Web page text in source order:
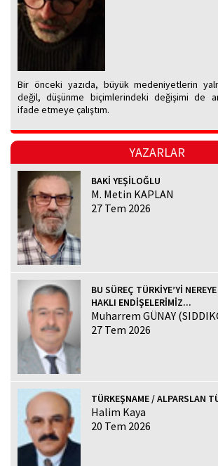
Bir önceki yazıda, büyük medeniyetlerin
değil, düşünme biçimlerindeki değişimi de
ifade etmeye çalıştım.
YAZARLAR
BAKİ YEŞİLOĞLU
M. Metin KAPLAN
27 Tem 2026
BU SÜREÇ TÜRKİYE’Yİ
HAKLI ENDİŞELERİMİZ...
Muharrem GÜNAY
27 Tem 2026
TÜRKEŞNAME / ALPARSLAN
Halim Kaya
20 Tem 2026